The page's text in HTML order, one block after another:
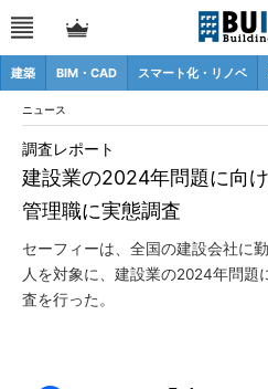
建築 BIM・CAD スマート化・リノベ
ニュース
建設業の2024年問題に向
管理職に実態調査
調査レポート
セーフィーは、全国の建設会社に
人を対象に、建設業の2024年問題
査を行った。